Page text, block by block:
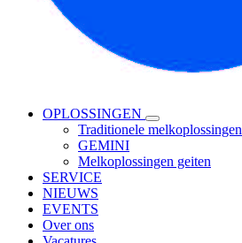
OPLOSSINGEN
Traditionele melkoplossingen
GEMINI
Melkoplossingen geiten
SERVICE
NIEUWS
EVENTS
Over ons